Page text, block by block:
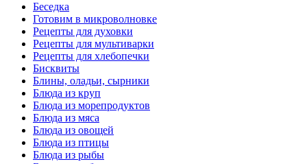
Беседка
Готовим в микроволновке
Рецепты для духовки
Рецепты для мультиварки
Рецепты для хлебопечки
Бисквиты
Блины, оладьи, сырники
Блюда из круп
Блюда из морепродуктов
Блюда из мяса
Блюда из овощей
Блюда из птицы
Блюда из рыбы